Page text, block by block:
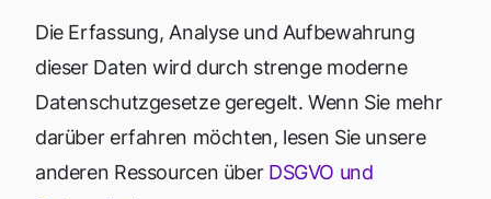
Die Erfassung, Analyse und Aufbewahrung
dieser Daten wird durch strenge moderne
Datenschutzgesetze geregelt. Wenn Sie mehr
darüber erfahren möchten, lesen Sie unsere
anderen Ressourcen über DSGVO und